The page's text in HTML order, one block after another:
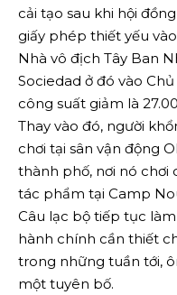
cải tạo sau khi hội
giấy phép thiết yếu
Nhà vô địch Tây Ban
Sociedad ở đó vào
công suất giảm là
Thay vào đó, người
chơi tại sân vận động
thành phố, nơi nó chơi
tác phẩm tại Camp
Câu lạc bộ tiếp tục
hành chính cần thiết
trong những tuần tới,
một tuyên bố.